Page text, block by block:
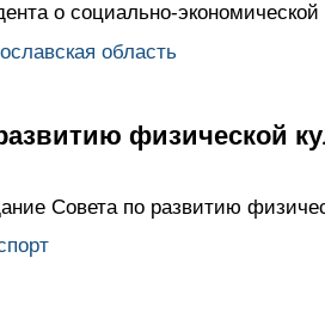
о социально-
область
физической
Совета по развитию